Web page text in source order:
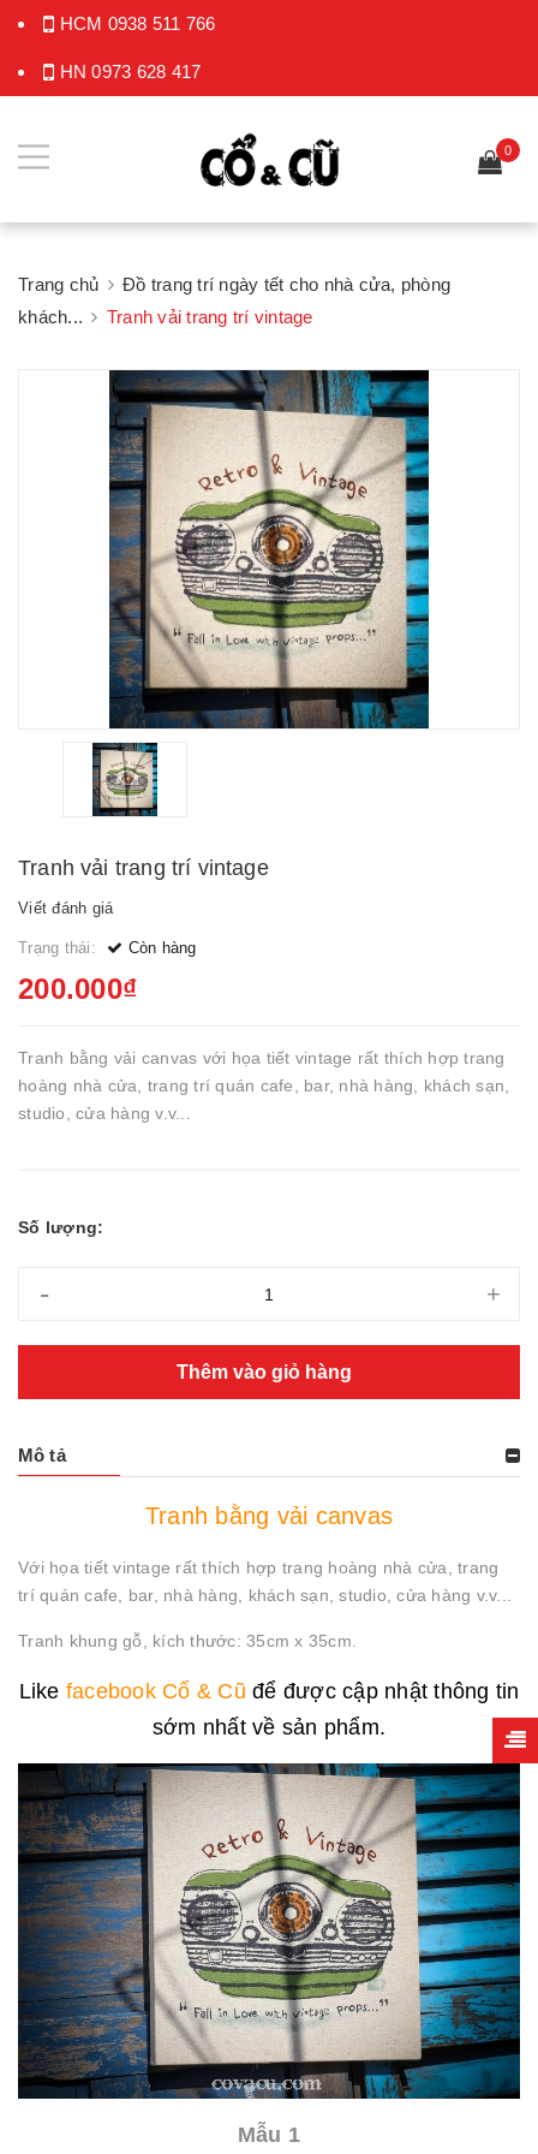
HCM 0938 511 766
HN0973 628 417
0
Trang chủ
Đồ trang trí ngày tết cho nhà cửa, phòng
khách...
Tranh vải trang trí vintage
Tranh vải trang trí vintage
Viết đánh giá
Trạng thái: Còn hàng
200.000₫
Tranh bằng vải canvas với họa tiết vintage rất thích hợp trang
hoàng nhà cửa, trang trí quán cafe, bar, nhà hàng, khách sạn,
studio, cửa hàng v.v...
Số lượng:
- +
Thêm vào giỏ hàng
Mô tả
Tranh bằng vải canvas
Với họa tiết vintage rất thích hợp trang hoàng nhà cửa, trang
trí quán cafe, bar, nhà hàng, khách sạn, studio, cửa hàng v.v...
Tranh khung gỗ, kích thước: 35cm x 35cm.
Like facebook Cổ & Cũ để được cập nhật thông tin
sớm nhất về sản phẩm.
Mẫu 1